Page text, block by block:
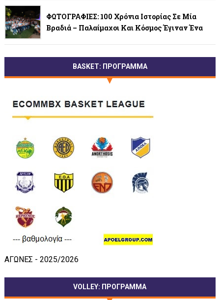
ΦΩΤΟΓΡΑΦΙΕΣ: 100 Χρόνια Ιστορίας Σε Μία
Βραδιά – Παλαίμαχοι Και Κόσμος Έγιναν Ένα
BASKET: ΠΡΟΓΡΑΜΜΑ
ΑΓΩΝΕΣ - 2025/2026
VOLLEY: ΠΡΟΓΡΑΜΜΑ